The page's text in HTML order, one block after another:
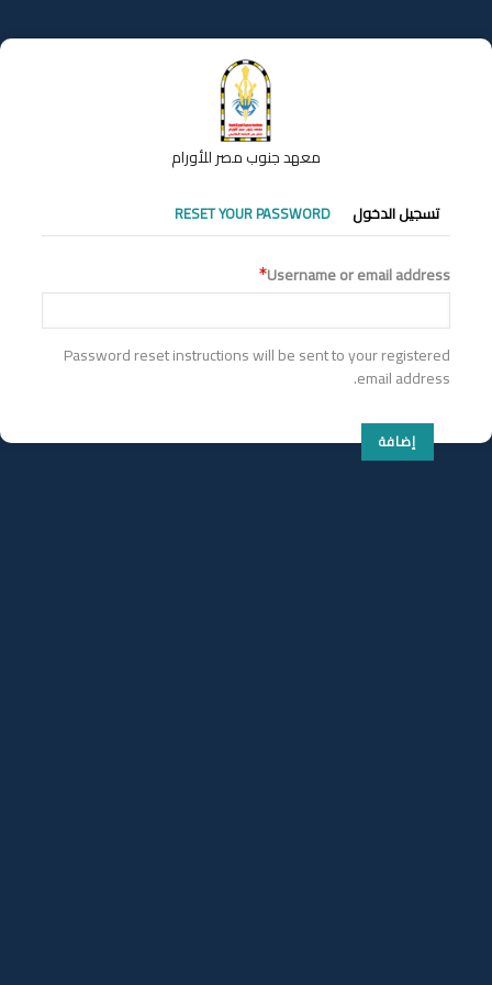
إلى
المحتوى
معهد جنوب مصر للأورام
التبويبات
الأساسية
تسجيل الدخول RESET YOUR PASSWORD
Username or email address
Password reset instructions will be sent to your registered
email address.